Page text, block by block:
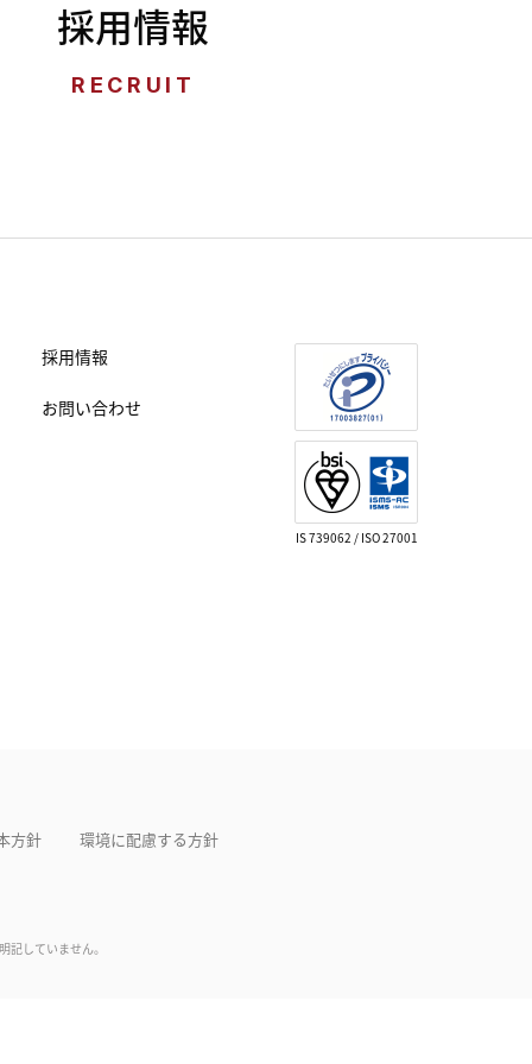
採用情報
RECRUIT
採用情報
お問い合わせ
IS 739062 / ISO 27001
方針 環境に配慮する方針
していません。